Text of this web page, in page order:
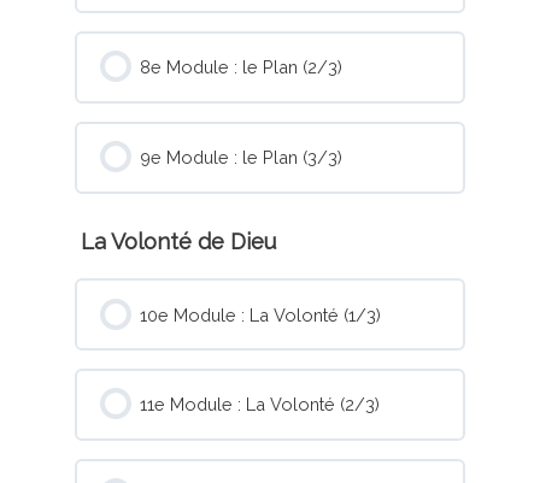
8e Module : le Plan (2/3)
9e Module : le Plan (3/3)
La Volonté de Dieu
10e Module : La Volonté (1/3)
11e Module : La Volonté (2/3)